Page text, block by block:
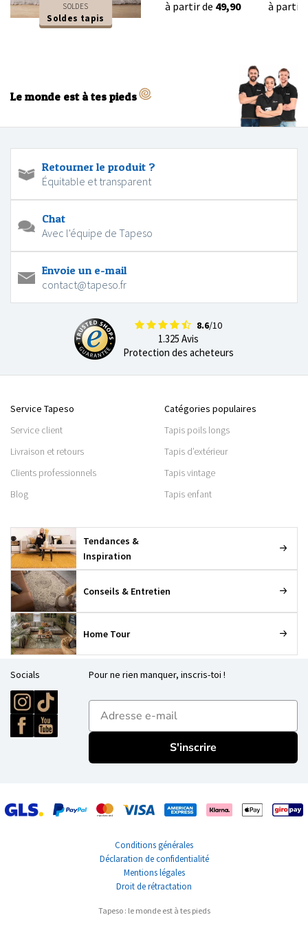
SOLDES
Soldes tapis
à partir de 49,90 à partir
Le monde est à tes pieds
Retourner le produit ?
Équitable et transparent
Chat
Avec l'équipe de Tapeso
Envoie un e-mail
contact@tapeso.fr
8.6/10
1.325 Avis
Protection des acheteurs
Service Tapeso
Service client
Livraison et retours
Clients professionnels
Blog
Catégories populaires
Tapis poils longs
Tapis d’extérieur
Tapis vintage
Tapis enfant
Tendances &
Inspiration
Conseils & Entretien
Home Tour
Socials Pour ne rien manquer, inscris-toi !
E-mailadres
S'inscrire
Conditions générales
Déclaration de confidentialité
Mentions légales
Droit de rétractation
Tapeso : le monde est à tes pieds